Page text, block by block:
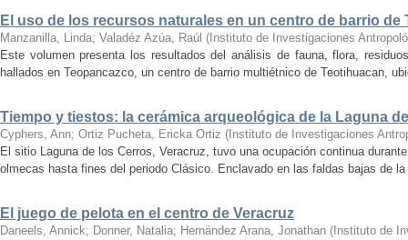
El uso de los recursos naturales en un centro de barrio de
Manzanilla, Linda; Valadéz Azúa, Raúl ( Instituto de Investigaciones
Este volumen presenta los resultados del análisis de fauna, flora,
hallados en Teopancazco, un centro de barrio multiétnico de Teotihuacan,
Tiempo y tiestos: la cerámica arqueológica de la Laguna
Cyphers, Ann; Ortiz Pucheta, Ericka Ortiz ( Instituto de Investigaciones
El sitio Laguna de los Cerros, Veracruz, tuvo una ocupación continua
olmecas hasta fines del periodo Clásico. Enclavado en las faldas bajas de
El juego de pelota en el centro de Veracruz
Daneels, Annick; Donner, Natalia; Hernández Arana, Jonathan ( Instituto de